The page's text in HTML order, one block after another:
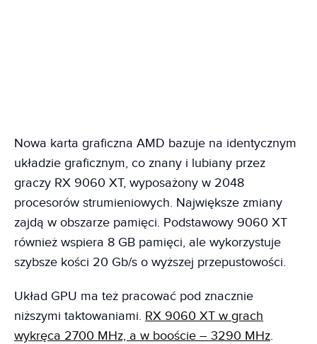
Nowa karta graficzna AMD bazuje na identycznym
układzie graficznym, co znany i lubiany przez
graczy RX 9060 XT, wyposażony w 2048
procesorów strumieniowych. Największe zmiany
zajdą w obszarze pamięci. Podstawowy 9060 XT
również wspiera 8 GB pamięci, ale wykorzystuje
szybsze kości 20 Gb/s o wyższej przepustowości.
Układ GPU ma też pracować pod znacznie
niższymi taktowaniami. RX 9060 XT w grach
wykręca 2700 MHz, a w booście – 3290 MHz.